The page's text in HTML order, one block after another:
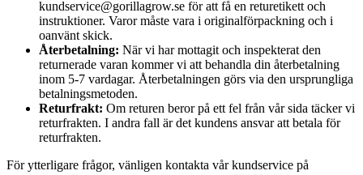
kundservice@gorillagrow.se för att få en returetikett och
instruktioner. Varor måste vara i originalförpackning och i
oanvänt skick.
Återbetalning: När vi har mottagit och inspekterat den
returnerade varan kommer vi att behandla din återbetalning
inom 5-7 vardagar. Återbetalningen görs via den ursprungliga
betalningsmetoden.
Returfrakt: Om returen beror på ett fel från vår sida täcker vi
returfrakten. I andra fall är det kundens ansvar att betala för
returfrakten.
För ytterligare frågor, vänligen kontakta vår kundservice på